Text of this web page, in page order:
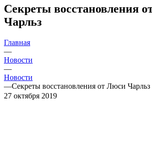
Секреты восстановления
Чарльз
Главная
—
Новости
—
Новости
—Секреты восстановления от Люси Чарльз
27 октября 2019